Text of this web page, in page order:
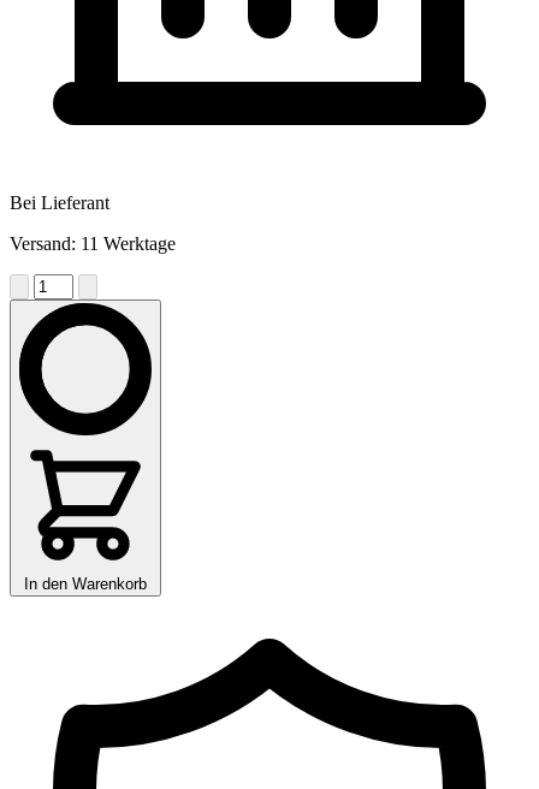
Bei Lieferant
Versand: 11 Werktage
In den Warenkorb